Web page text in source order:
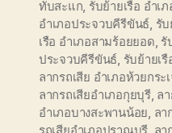
ทับสะแก รับย้ายเรือ อำเ
อำเภอประจวบคีรีขันธ์ รั
เรือ อำเภอสามร้อยยอด รั
ประจวบคีรีขันธ์ รับย้ายเ
ลากรถเสีย อำเภอห้วยกระ
ลากรถเสียอำเภอกุยบุรี, ล
อำเภอบางสะพานน้อย ลา
รถเสียอำเภอปราณบุรี ลา